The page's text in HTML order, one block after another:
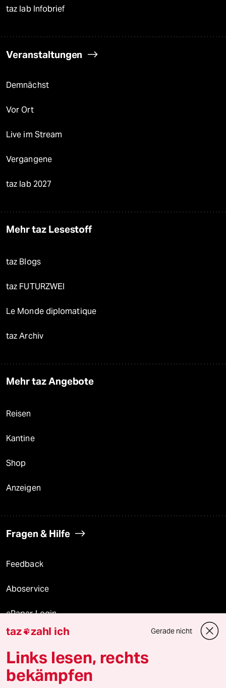
taz lab Infobrief
Veranstaltungen
Demnächst
Vor Ort
Live im Stream
Vergangene
taz lab 2027
Mehr taz Lesestoff
taz Blogs
taz FUTURZWEI
Le Monde diplomatique
taz Archiv
Mehr taz Angebote
Reisen
Kantine
Shop
Anzeigen
Fragen & Hilfe
Feedback
Aboservice
ePaper Login
Downloads für Abonnierende
© 2026 taz Verlags und Vertriebs GmbH
taz zahl ich Gerade nicht
Links lesen, rechts
bekämpfen